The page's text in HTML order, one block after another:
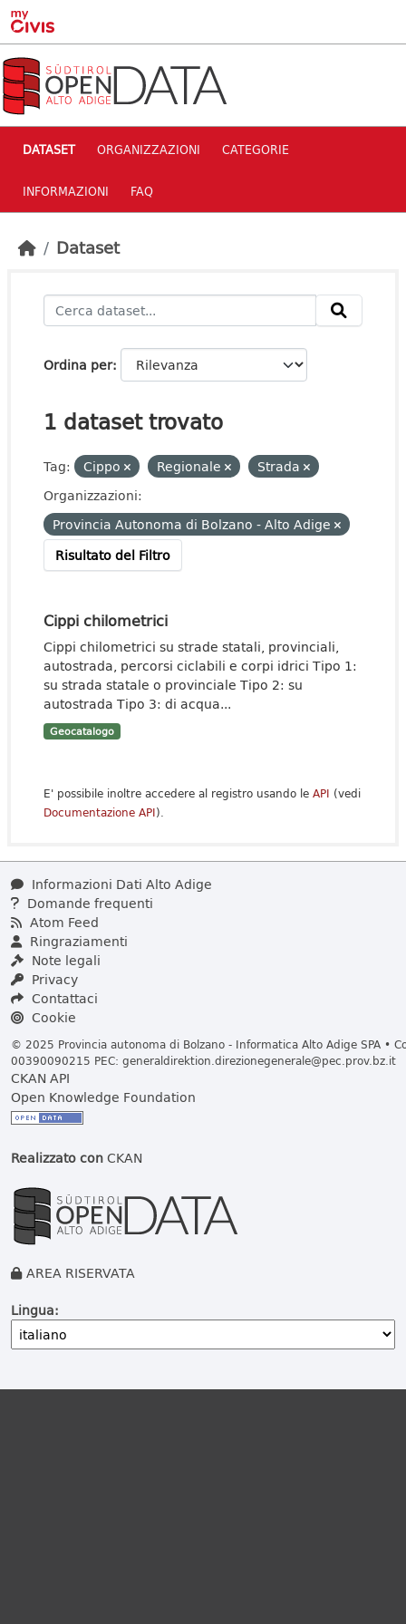
Skip to main content
DATASET ORGANIZZAZIONI CATEGORIE
INFORMAZIONI FAQ
Dataset
Ordina per
1 dataset trovato
Tag: Cippo Regionale
Strada
Organizzazioni:
Provincia Autonoma di Bolzano - Alto Adige
Risultato del Filtro
Cippi chilometrici
Cippi chilometrici su strade statali, provinciali,
autostrada, percorsi ciclabili e corpi idrici Tipo 1:
su strada statale o provinciale Tipo 2: su
autostrada Tipo 3: di acqua...
Geocatalogo
E' possibile inoltre accedere al registro usando le API (vedi
Documentazione API).
Informazioni Dati Alto Adige
Domande frequenti
Atom Feed
Ringraziamenti
Note legali
Privacy
Contattaci
Cookie
© 2025 Provincia autonoma di Bolzano - Informatica Alto Adige SPA •
00390090215 PEC: generaldirektion.direzionegenerale@pec.prov.bz.it
CKAN API
Open Knowledge Foundation
Realizzato conCKAN
AREA RISERVATA
Lingua